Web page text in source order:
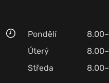
Pondělí
Úterý
Středa